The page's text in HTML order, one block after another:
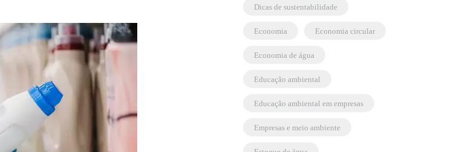
dicas de sustentabilidade
economia economia circular
economia de água
educação ambiental
educação ambiental em empresas
empresas e meio ambiente